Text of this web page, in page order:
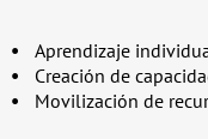
Aprendizaje
Creación de
Movilización de